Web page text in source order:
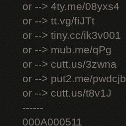
or --> 4ty.me/08yxs4
or --> tt.vg/fiJTt
or --> tiny.cc/ik3v001
or --> mub.me/qPg
or --> cutt.us/3zwna
or --> put2.me/pwdcjb
or --> cutt.us/t8v1J
------
000A000511